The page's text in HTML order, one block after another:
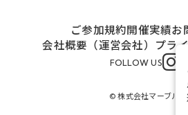
ご参加規約開催実績お
会社概要（運営会社） プラ
FOLLOW US
© 株式会社マーブル&